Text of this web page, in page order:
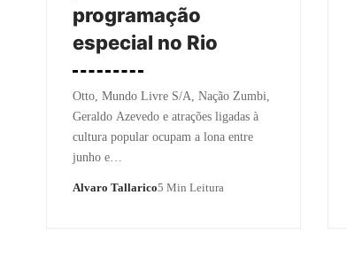
programação
especial no Rio
Otto, Mundo Livre S/A, Nação Zumbi,
Geraldo Azevedo e atrações ligadas à
cultura popular ocupam a lona entre
junho e…
Alvaro Tallarico5 Min Leitura